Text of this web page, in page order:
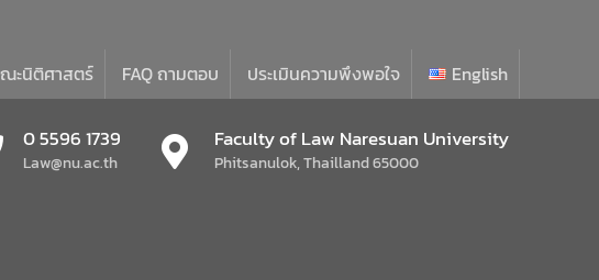
ะนิติศาสตร์ FAQ ถามตอบ ประเมินความพึงพอใจ English
0 5596 1739
Law@nu.ac.th
Faculty of Law Naresuan University
Phitsanulok, Thailland 65000